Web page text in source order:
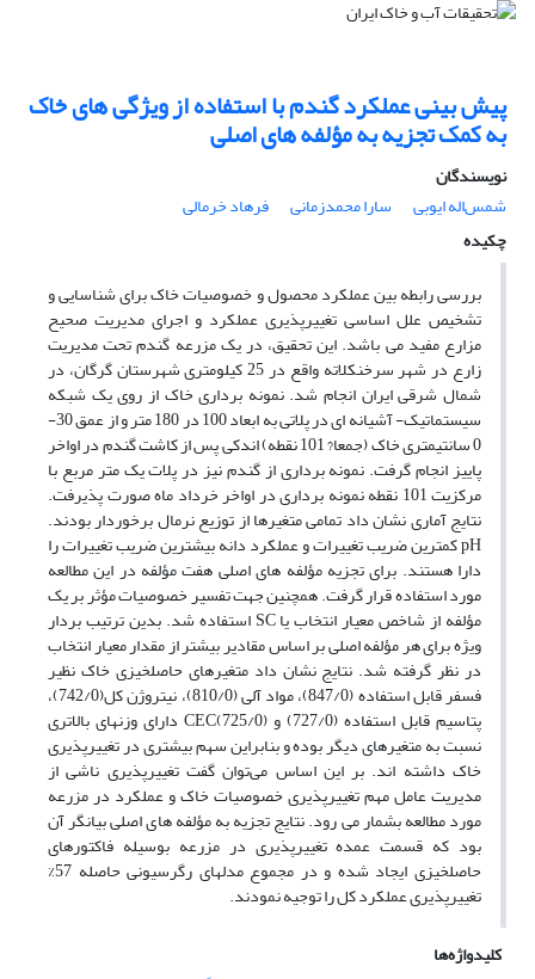
پیش بینی عملکرد گندم با استفاده از ویژگی های خاک
به کمک تجزیه به مؤلفه های اصلی
نویسندگان
شمس‌اله ایوبی
سارا محمدزمانی
فرهاد خرمالی
چکیده
بررسی رابطه بین عملکرد محصول و خصوصیات خاک برای شناسایی و
تشخیص علل اساسی تغییرپذیری عملکرد و اجرای مدیریت صحیح
مزارع مفید می باشد. این تحقیق، در یک مزرعه گندم تحت مدیریت
زارع در شهر سرخنکلاته واقع در 25 کیلومتری شهرستان گرگان، در
شمال شرقی ایران انجام شد. نمونه برداری خاک از روی یک شبکه
سیستماتیک- آشیانه ای در پلاتی به ابعاد 100 در 180 متر و از عمق 30-
0 سانتیمتری خاک (جمعا? 101 نقطه) اندکی پس از کاشت گندم در اواخر
پاییز انجام گرفت. نمونه برداری از گندم نیز در پلات یک متر مربع با
مرکزیت 101 نقطه نمونه برداری در اواخر خرداد ماه صورت پذیرفت.
نتایج آماری نشان داد تمامی متغیرها از توزیع نرمال برخوردار بودند.
pH کمترین ضریب تغییرات و عملکرد دانه بیشترین ضریب تغییرات را
دارا هستند. برای تجزیه مؤلفه های اصلی هفت مؤلفه در این مطالعه
مورد استفاده قرار گرفت. همچنین جهت تفسیر خصوصیات مؤثر بر یک
مؤلفه از شاخص معیار انتخاب یا SC استفاده شد. بدین ترتیب بردار
ویژه برای هر مؤلفه اصلی بر اساس مقادیر بیشتر از مقدار معیار انتخاب
در نظر گرفته شد. نتایج نشان داد متغیرهای حاصلخیزی خاک نظیر
فسفر قابل استفاده (847/0)، مواد آلی (810/0)، نیتروژن کل(742/0)،
پتاسیم قابل استفاده (727/0) و CEC(725/0) دارای وزنهای بالاتری
نسبت به متغیرهای دیگر بوده و بنابراین سهم بیشتری در تغییرپذیری
خاک داشته اند. بر این اساس می‌توان گفت تغییرپذیری ناشی از
مدیریت عامل مهم تغییرپذیری خصوصیات خاک و عملکرد در مزرعه
مورد مطالعه بشمار می رود. نتایج تجزیه به مؤلفه های اصلی بیانگر آن
بود که قسمت عمده تغییرپذیری در مزرعه بوسیله فاکتورهای
حاصلخیزی ایجاد شده و در مجموع مدلهای رگرسیونی حاصله 57%
تغییرپذیری عملکرد کل را توجیه نمودند.
کلیدواژه‌ها